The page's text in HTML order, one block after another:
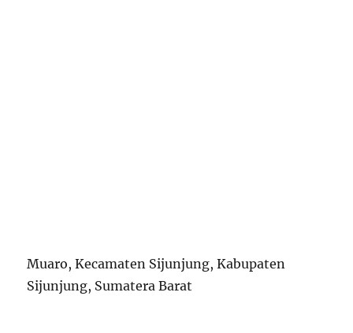
Muaro, Kecamaten Sijunjung, Kabupaten
Sijunjung, Sumatera Barat